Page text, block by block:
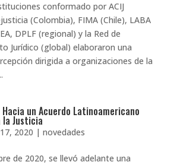
conformado por ACIJ
(Colombia), FIMA (Chile), LABA
DPLF (regional) y la Red de
Jurídico (global) elaboraron una
dirigida a organizaciones de la
un Acuerdo Latinoamericano
la Justicia
2020 | novedades
de 2020, se llevó adelante una